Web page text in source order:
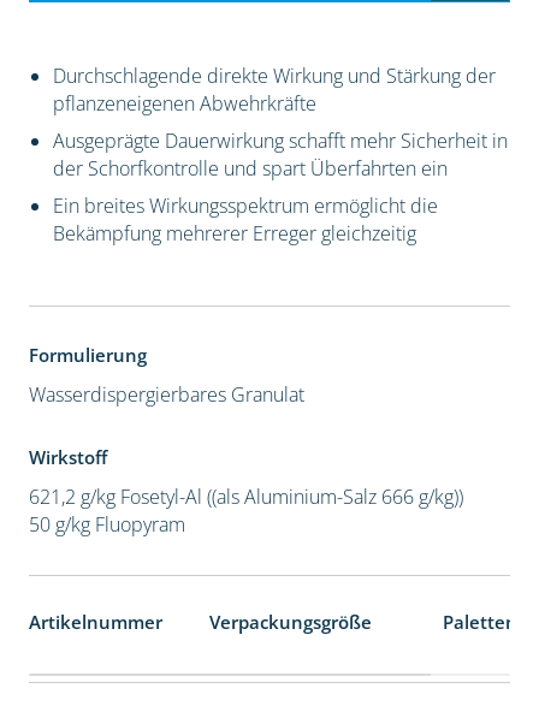
Durchschlagende direkte Wirkung und Stärkung der
pflanzeneigenen Abwehrkräfte
Ausgeprägte Dauerwirkung schafft mehr Sicherheit in
der Schorfkontrolle und spart Überfahrten ein
Ein breites Wirkungsspektrum ermöglicht die
Bekämpfung mehrerer Erreger gleichzeitig
Formulierung
Wasserdispergierbares Granulat
Wirkstoff
621,2 g/kg Fosetyl-Al ((als Aluminium-Salz 666 g/kg))
50 g/kg Fluopyram
Artikelnummer Verpackungsgröße